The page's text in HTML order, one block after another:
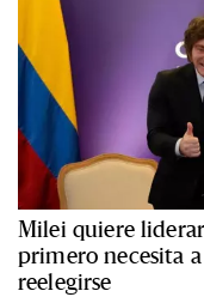
Milei quiere
primero necesita
reelegirse